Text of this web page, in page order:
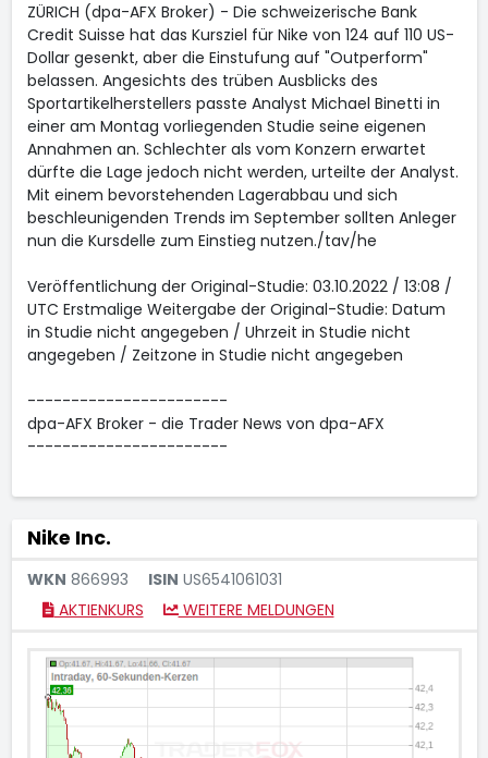
ZÜRICH (dpa-AFX Broker) - Die schweizerische Bank
Credit Suisse hat das Kursziel für Nike von 124 auf 110 US-
Dollar gesenkt, aber die Einstufung auf "Outperform"
belassen. Angesichts des trüben Ausblicks des
Sportartikelherstellers passte Analyst Michael Binetti in
einer am Montag vorliegenden Studie seine eigenen
Annahmen an. Schlechter als vom Konzern erwartet
dürfte die Lage jedoch nicht werden, urteilte der Analyst.
Mit einem bevorstehenden Lagerabbau und sich
beschleunigenden Trends im September sollten Anleger
nun die Kursdelle zum Einstieg nutzen./tav/he
Veröffentlichung der Original-Studie: 03.10.2022 / 13:08 /
UTC Erstmalige Weitergabe der Original-Studie: Datum
in Studie nicht angegeben / Uhrzeit in Studie nicht
angegeben / Zeitzone in Studie nicht angegeben
-----------------------
dpa-AFX Broker - die Trader News von dpa-AFX
-----------------------
Nike Inc.
WKN 866993 ISIN US6541061031
AKTIENKURS
WEITERE MELDUNGEN